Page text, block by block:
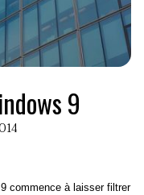
9
commence à laisser filtrer